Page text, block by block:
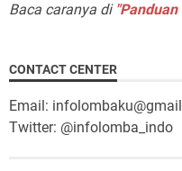
Baca caranya di
CONTACT CENTER
Email:
Twitter: @infolomba_indo